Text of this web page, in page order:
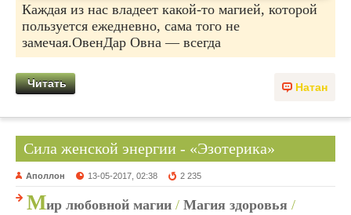
Каждая из нас владеет какой-то магией, которой
пользуется ежедневно, сама того не
замечая.ОвенДар Овна — всегда
Натан
Читать
Сила женской энергии - «Эзотерика»
Аполлон 13-05-2017, 02:38 2 235
Мир любовной магии / Магия здоровья /